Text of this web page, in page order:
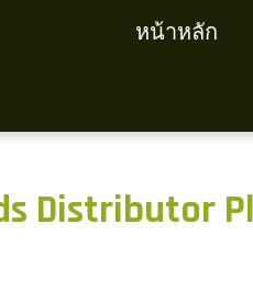
หน้าหลัก
Distributor